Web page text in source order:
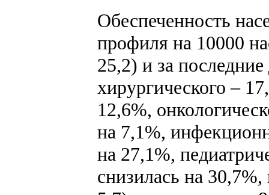
Обеспеченность
профиля на 10000
25,2) и за
хирургического –
12,6%,
на 7,1%,
на 27,1%,
снизилась на 30,7%,